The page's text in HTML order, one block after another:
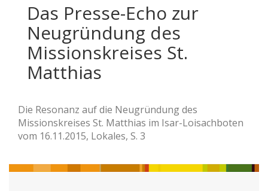
Das Presse-Echo zur
Neugründung des
Missionskreises St.
Matthias
Die Resonanz auf die Neugründung des
Missionskreises St. Matthias im Isar-Loisachboten
vom 16.11.2015, Lokales, S. 3